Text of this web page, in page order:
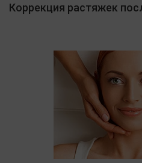
Коррекция растяжек